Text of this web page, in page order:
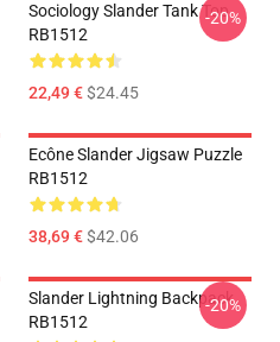
Sociology Slander Tank Top
RB1512
22,49 €$24.45
-20%
Ecône Slander Jigsaw Puzzle
RB1512
38,69 €$42.06
Slander Lightning Backpack
RB1512
-20%